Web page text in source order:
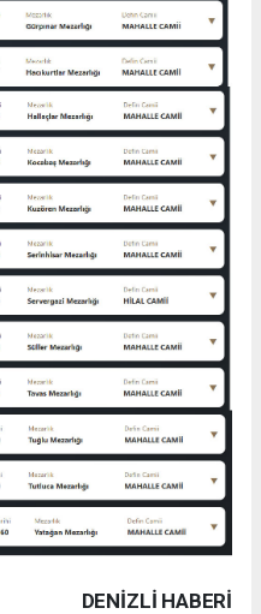
DENIZLI HABERİ